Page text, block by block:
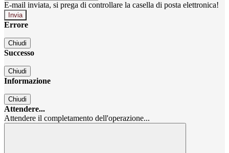
E-mail inviata, si prega di controllare la casella di posta elettronica!
Errore
Chiudi
Successo
Chiudi
Informazione
Chiudi
Attendere...
Attendere il completamento dell'operazione...